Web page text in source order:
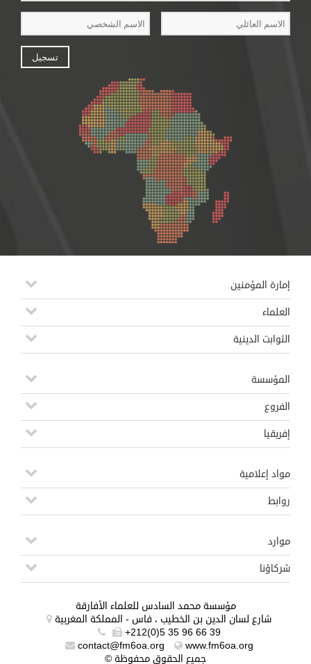
إمارة المؤمنين
العلماء
الثوابت الدينية
المؤسسة
الفروع
إفريقيا
مواد إعلامية
روابط
موارد
شركاؤنا
مؤسسة محمد السادس للعلماء الأفارقة
شارع لسان الدين بن الخطيب ، فاس - المملكة المغربية
+212(0)5 35 96 66 39
contact@fm6oa.org
www.fm6oa.org
© جميع الحقوق محفوظة